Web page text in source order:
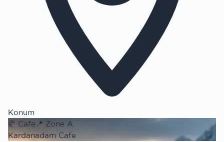
Konum
🥐 Cafe 📍 Zone A
Kardanadam Cafe